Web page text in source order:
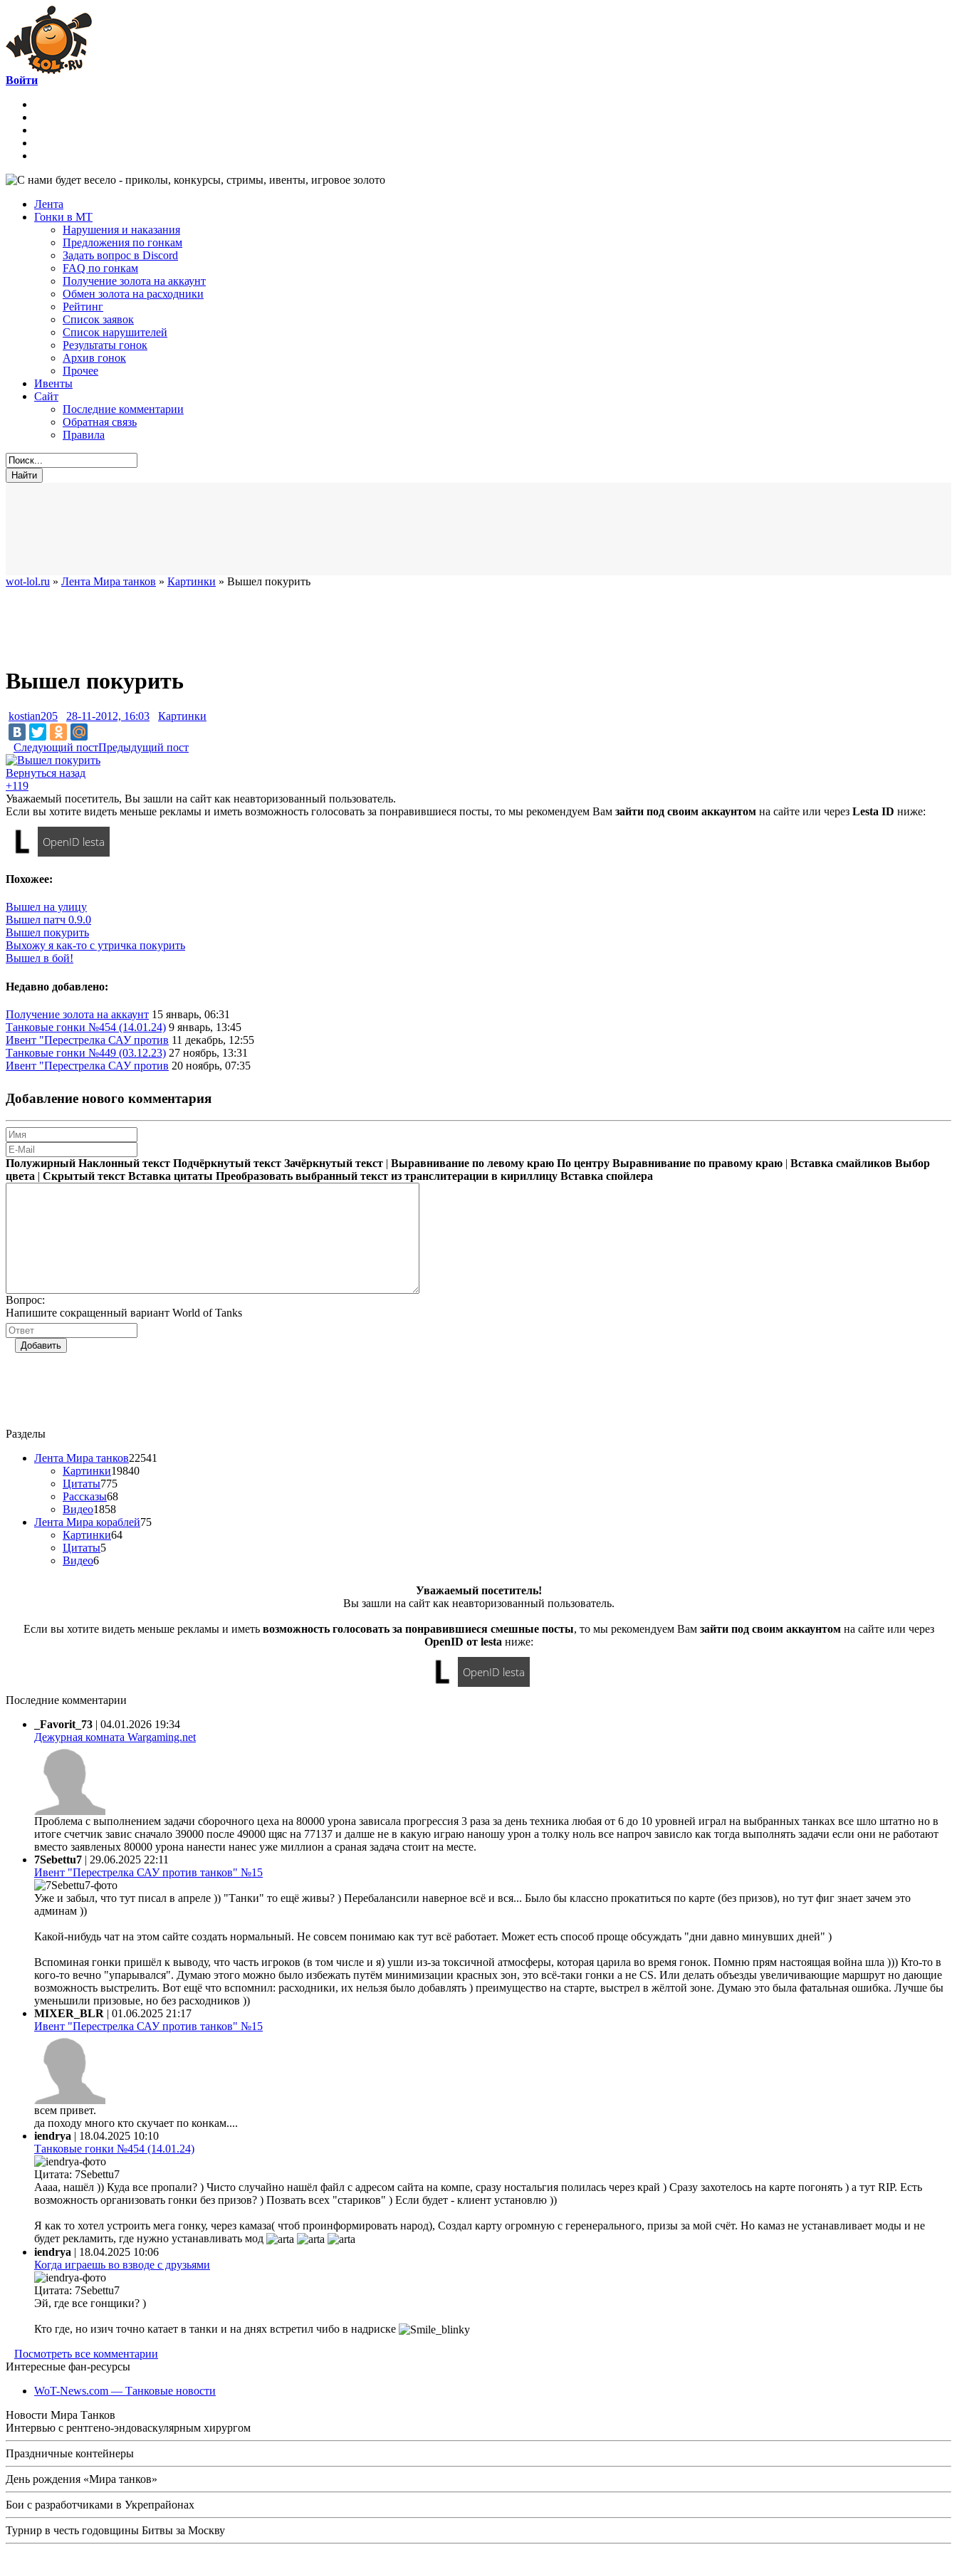
Войти
Лента
Гонки в МТ
Нарушения и наказания
Предложения по гонкам
Задать вопрос в Discord
FAQ по гонкам
Получение золота на аккаунт
Обмен золота на расходники
Рейтинг
Список заявок
Список нарушителей
Результаты гонок
Архив гонок
Прочее
Ивенты
Сайт
Последние комментарии
Обратная связь
Правила
wot-lol.ru » Лента Мира танков » Картинки » Вышел покурить
Вышел покурить
kostian205 28-11-2012, 16:03 Картинки
Следующий постПредыдущий пост
Вернуться назад
+119
Уважаемый посетитель, Вы зашли на сайт как неавторизованный пользователь.
Если вы хотите видеть меньше рекламы и иметь возможность голосовать за понравившиеся посты, то мы рекомендуем Вам зайти под своим аккаунтом на сайте или через Lesta ID ниже:
OpenID lesta
Похожее:
Вышел на улицу
Вышел патч 0.9.0
Вышел покурить
Выхожу я как-то с утричка покурить
Вышел в бой!
Недавно добавлено:
Получение золота на аккаунт 15 январь, 06:31
Танковые гонки №454 (14.01.24) 9 январь, 13:45
Ивент "Перестрелка САУ против 11 декабрь, 12:55
Танковые гонки №449 (03.12.23) 27 ноябрь, 13:31
Ивент "Перестрелка САУ против 20 ноябрь, 07:35
Добавление нового комментария
Полужирный Наклонный текст Подчёркнутый текст Зачёркнутый текст | Выравнивание по левому краю По центру Выравнивание по правому краю | Вставка смайликов Выбор
цвета | Скрытый текст Вставка цитаты Преобразовать выбранный текст из транслитерации в кириллицу Вставка спойлера
Вопрос:
Напишите сокращенный вариант World of Tanks
Добавить
Разделы
Лента Мира танков22541
Картинки19840
Цитаты775
Рассказы68
Видео1858
Лента Мира кораблей75
Картинки64
Цитаты5
Видео6
Уважаемый посетитель!
Вы зашли на сайт как неавторизованный пользователь.
Если вы хотите видеть меньше рекламы и иметь возможность голосовать за понравившиеся смешные посты, то мы рекомендуем Вам зайти под своим аккаунтомна сайте или через
OpenID от lesta ниже:
OpenID lesta
Последние комментарии
_Favorit_73 | 04.01.2026 19:34
Дежурная комната Wargaming.net
Проблема с выполнением задачи сборочного цеха на 80000 урона зависала прогрессия 3 раза за день техника любая от 6 до 10 уровней играл на выбранных танках все шло штатно но в
итоге счетчик завис сначало 39000 после 49000 щяс на 77137 и далше не в какую играю наношу урон а толку ноль все напроч зависло как тогда выполнять задачи если они не работают
вместо заявленых 80000 урона нанести нанес уже миллион а сраная задача стоит на месте.
7Sebettu7 | 29.06.2025 22:11
Ивент "Перестрелка САУ против танков" №15
Уже и забыл, что тут писал в апреле )) "Танки" то ещё живы? ) Перебалансили наверное всё и вся... Было бы классно прокатиться по карте (без призов), но тут фиг знает зачем это
админам ))
Какой-нибудь чат на этом сайте создать нормальный. Не совсем понимаю как тут всё работает. Может есть способ проще обсуждать "дни давно минувших дней" )
Вспоминая гонки пришёл к выводу, что часть игроков (в том числе и я) ушли из-за токсичной атмосферы, которая царила во время гонок. Помню прям настоящая война шла ))) Кто-то в
кого-то вечно "упарывался". Думаю этого можно было избежать путём минимизации красных зон, это всё-таки гонки а не CS. Или делать объезды увеличивающие маршрут но дающие
возможность выстрелить. Вот ещё что вспомнил: расходники, их нельзя было добавлять ) преимущество на старте, выстрел в жёлтой зоне. Думаю это была фатальная ошибка. Лучше бы
уменьшили призовые, но без расходников ))
MIXER_BLR | 01.06.2025 21:17
Ивент "Перестрелка САУ против танков" №15
всем привет.
да походу много кто скучает по конкам....
iendrya | 18.04.2025 10:10
Танковые гонки №454 (14.01.24)
Цитата: 7Sebettu7
Аааа, нашёл )) Куда все пропали? ) Чисто случайно нашёл файл с адресом сайта на компе, сразу ностальгия полилась через край ) Сразу захотелось на карте погонять ) а тут RIP. Есть
возможность организовать гонки без призов? ) Позвать всех "стариков" ) Если будет - клиент установлю ))
Я как то хотел устроить мега гонку, через камаза( чтоб проинформировать народ), Создал карту огромную с геренерального, призы за мой счёт. Но камаз не устанавливает моды и не
будет рекламить, где нужно устанавливать мод
iendrya | 18.04.2025 10:06
Когда играешь во взводе с друзьями
Цитата: 7Sebettu7
Эй, где все гонщики? )
Кто где, но изич точно катает в танки и на днях встретил чибо в надриске
Посмотреть все комментарии
Интересные фан-ресурсы
WoT-News.com — Танковые новости
Новости Мира Танков
Интервью с рентгено-эндоваскулярным хирургом
Праздничные контейнеры
День рождения «Мира танков»
Бои с разработчиками в Укрепрайонах
Турнир в честь годовщины Битвы за Москву